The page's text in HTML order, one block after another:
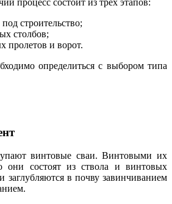
процесс состоит из трех этапов:
строительство;
столбов;
пролетов и ворот.
определиться с выбором типа
винтовые сваи. Винтовыми их
они состоят из ствола и винтовых
заглубляются в почву завинчиванием